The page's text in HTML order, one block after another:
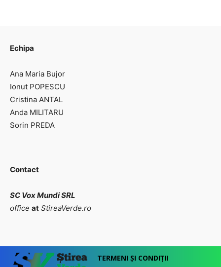
Echipa
Ana Maria Bujor
Ionut POPESCU
Cristina ANTAL
Anda MILITARU
Sorin PREDA
Contact
SC Vox Mundi SRL
office at StireaVerde.ro
TERMENI ȘI CONDIȚII